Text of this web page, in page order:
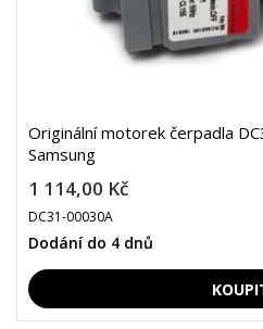
Originální motorek čerpadla
Samsung
1 114,00 Kč
DC31-00030A
Dodání do 4 dnů